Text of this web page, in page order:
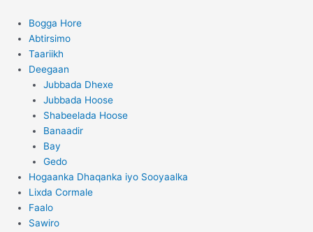
content
Bogga Hore
Abtirsimo
Taariikh
Deegaan
Jubbada Dhexe
Jubbada Hoose
Shabeelada Hoose
Banaadir
Bay
Gedo
Hogaanka Dhaqanka iyo Sooyaalka
Lixda Cormale
Faalo
Sawiro